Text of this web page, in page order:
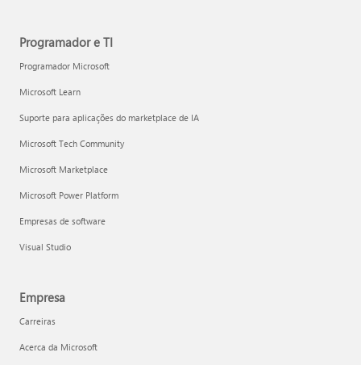
Programador e TI
Programador Microsoft
Microsoft Learn
Suporte para aplicações do marketplace de IA
Microsoft Tech Community
Microsoft Marketplace
Microsoft Power Platform
Empresas de software
Visual Studio
Empresa
Carreiras
Acerca da Microsoft